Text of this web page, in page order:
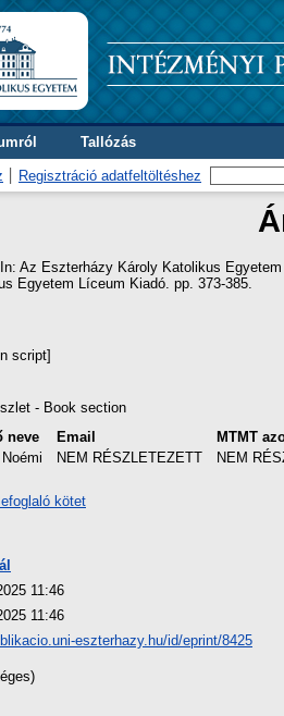
Tallózás
Regisztráció adatfeltöltéshez
In: Az Eszterházy Károly Katolikus
Egyetem Líceum Kiadó. pp. 373-385.
script]
- Book section
neve Email
MTMT
NEM RÉSZLETEZETT NEM
kötet
11:46
11:46
eszterhazy.hu/id/eprint/8425